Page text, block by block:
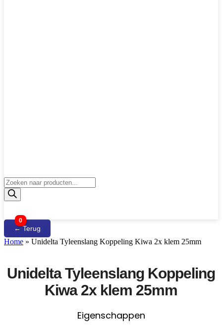
Producten
zoeken
0
← Terug
Home » Unidelta Tyleenslang Koppeling Kiwa 2x klem 25mm
Unidelta Tyleenslang Koppeling
Kiwa 2x klem 25mm
Eigenschappen